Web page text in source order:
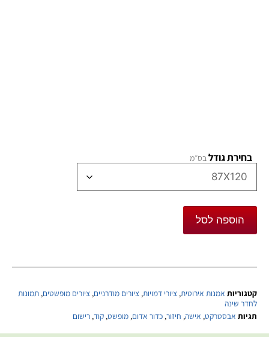
בחירת גודל
הוספה לסל
קטגוריות אמנות אירוטית, ציורי דמויות, ציורים מודרניים, ציורים מופשטים, תמונות
לחדר שינה
תגיות אבסטרקט, אישה, חיזור, כדור אדום, מופשט, קוד, רישום